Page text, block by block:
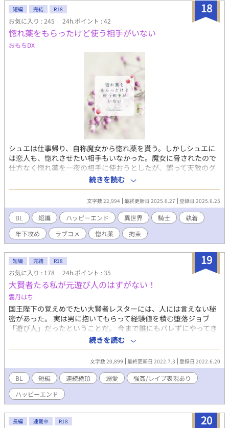
18
短編 完結 R18
お気に入り : 245 24h.ポイント : 42
惚れ薬をもらったけど使う相手がいない
おもちDX
シュエは仕事帰り、自称魔女から惚れ薬を貰う。しかしシュエに
は恋人も、惚れさせたい相手もいなかった。魔女に脅されたので
仕方なく惚れ薬を一夜の相手に使おうとしたが、誤って天敵のグ
ラースに魔法がかかってしまった！ グラースはいつもシュエの行
動に文句をつけてくる嫌味な男だ。そんな男に家まで連れて帰ら
れ、シュエは枷で手足を拘束された。想像の斜め上の行くグラー
スの行動は、誰を想ったものなのか？なんとか魔法が解ける前に
逃げようとするシュエだが…… いけすかない騎士 × 口の悪い遊
び人の薬師 魔法のない世界で唯一の魔法（惚れ薬）を手に入れ、
振り回された二人がすったもんだするお話。短編です。 拙作『惚
れ薬の魔法が狼騎士にかかってしまったら』と同じ世界観です
が、読んでいなくても全く問題ありません。独立したお話です。
続きを読む
文字数 22,994 最終更新日 2025.6.27 登録日 2025.6.25
BL 短編 ハッピーエンド 異世界 騎士
執着
年下攻め
ラブコメ 惚れ薬 拘束
19
短編 完結 R18
お気に入り : 178 24h.ポイント : 35
大賢者たる私が元遊び人のはずがない！
雲丹はち
国王陛下の覚えめでたい大賢者レスターには、人には言えない秘
密があった。 実は男に抱いてもらって経験値を積む堕落ジョブ
「遊び人」だったということだ。 今まで誰にもバレずにやってき
たが、ある夜、宿敵ヘンリックにバレてしまい脅迫されてしま
う……！ ◆プレイ内容 過去のプレイ映像見せられながら素股させ
られたり、強制騎乗位させられたり、 今まで散々男に抱かれてき
たのに未貫通の最奥トントンされて処女エッチさせられたり、 耳
舐めからのあまあまエッチとか、中出し後のかき出しでおもらし
させられたりしてます。
続きを読む
文字数 20,899 最終更新日 2022.7.3 登録日 2022.6.20
BL 短編 連続絶頂 溺愛
強姦/レイプ表現あり
ハッピーエンド
20
長編 連載中 R18